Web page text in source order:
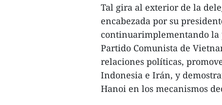
Tal gira al exterior de la
encabezada por su
continuarimplementando
Partido Comunista de
relaciones políticas,
Indonesia e Irán, y
Hanoi en los mecanismos